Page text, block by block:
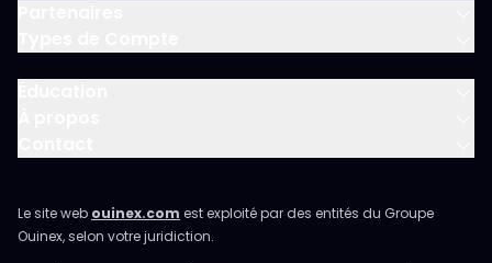
Le site web ouinex.com est exploité par des entités du Groupe
Ouinex, selon votre juridiction.